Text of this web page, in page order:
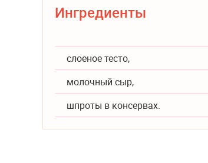
Ингредиенты
слоеное тесто,
молочный сыр,
шпроты в консервах.